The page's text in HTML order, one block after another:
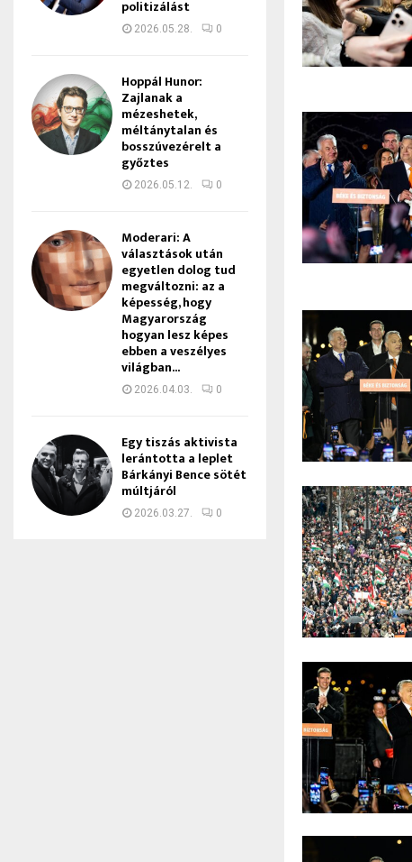
politizálást
2026.05.28. 0
Hoppál Hunor:
Zajlanak a
mézeshetek,
méltánytalan és
bosszúvezérelt a
győztes
2026.05.12. 0
Moderari: A
választások után
egyetlen dolog tud
megváltozni: az a
képesség, hogy
Magyarország
hogyan lesz képes
ebben a veszélyes
világban...
2026.04.03. 0
Egy tiszás aktivista
lerántotta a leplet
Bárkányi Bence sötét
múltjáról
2026.03.27. 0